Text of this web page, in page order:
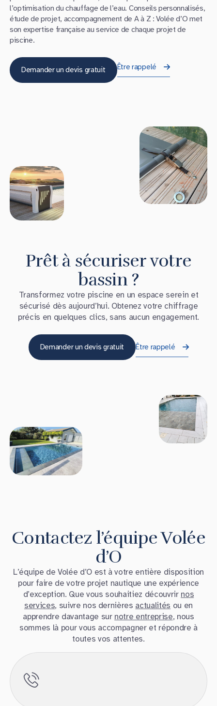
l’optimisation du chauffage de l’eau. Conseils personnalisés,
étude de projet, accompagnement de A à Z : Volée d’O met
son expertise française au service de chaque projet de
piscine.
Demander un devis gratuit Être rappelé
Prêt à sécuriser votre
bassin ?
Transformez votre piscine en un espace serein et
sécurisé dès aujourd’hui. Obtenez votre chiffrage
précis en quelques clics, sans aucun engagement.
Demander un devis gratuit Être rappelé
Contactez l’équipe Volée
d’O
L’équipe de Volée d’O est à votre entière disposition
pour faire de votre projet nautique une expérience
d’exception. Que vous souhaitiez découvrir nos
services, suivre nos dernières actualités ou en
apprendre davantage sur notre entreprise, nous
sommes là pour vous accompagner et répondre à
toutes vos attentes.